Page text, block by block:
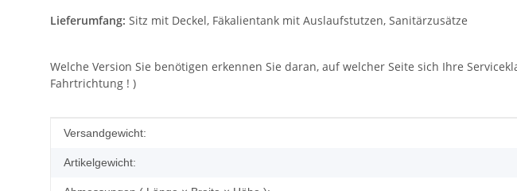
Lieferumfang: Sitz mit Deckel, Fäkalientank mit Auslaufstutzen, Sanitärzusätze
Welche Version Sie benötigen erkennen Sie daran, auf welcher Seite sich Ihre
Fahrtrichtung ! )
Produkteigenschaft
Wert
Versandgewicht:
Artikelgewicht: